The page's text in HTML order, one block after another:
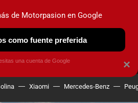
NUEVO
OBSERVATORIO
Xiaomi Mercedes-Benz
×
de Motorpasion en Google
como fuente preferida
una cuenta de Google